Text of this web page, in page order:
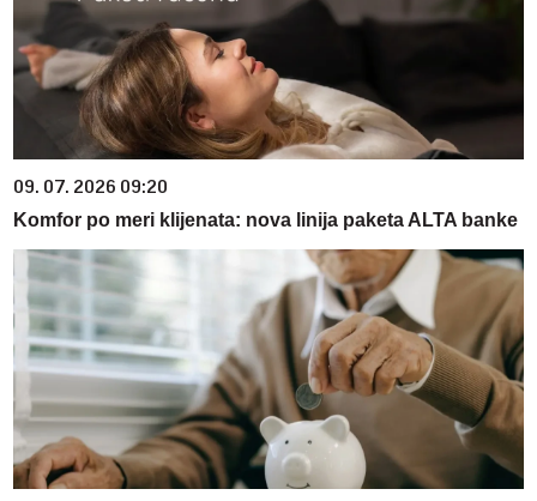
09. 07. 2026 09:20
Komfor po meri klijenata: nova linija paketa ALTA banke